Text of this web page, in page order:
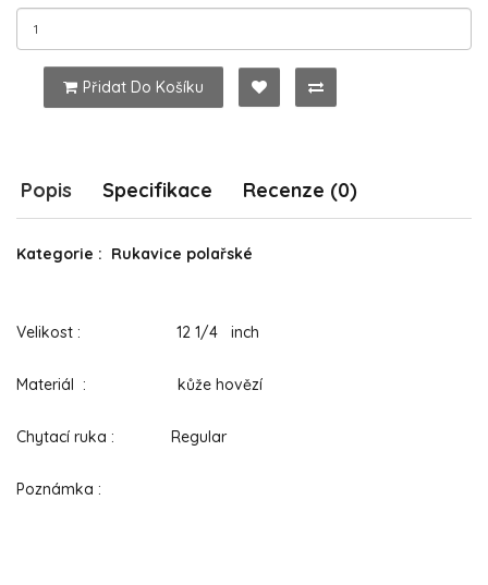
Přidat Do Košíku
Popis Specifikace Recenze (0)
Kategorie : Rukavice polařské
Velikost : 12 1/4 inch
Materiál : kůže hovězí
Chytací ruka : Regular
Poznámka :